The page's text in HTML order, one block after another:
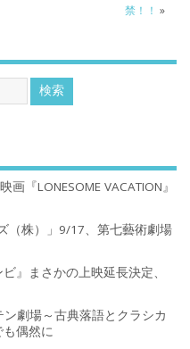
禁！！ »
『LONESOME VACATION』
（株）」9/17、第七藝術劇場
』まさかの上映延長決定、
劇場～古典落語とクラシカ
偶然に